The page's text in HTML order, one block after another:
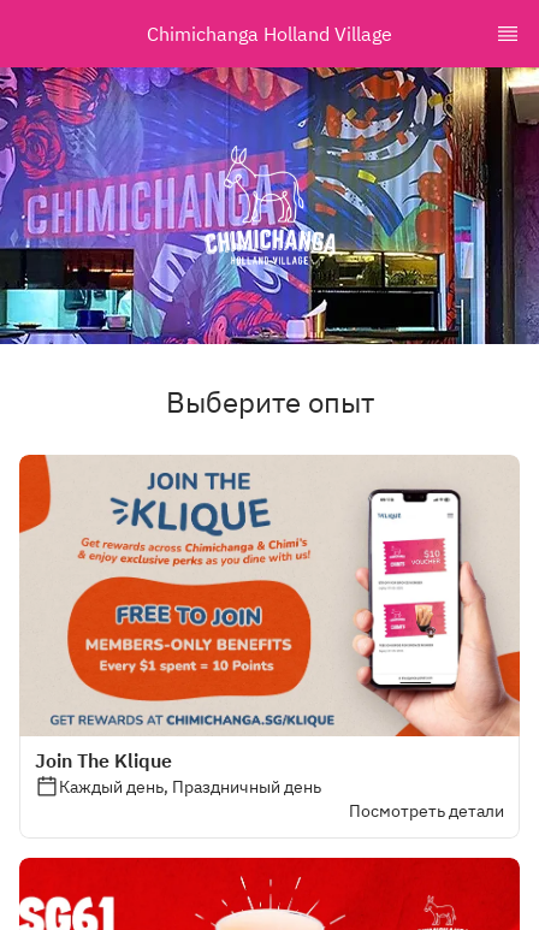
Chimichanga Holland Village
Выберите опыт
Join The Klique
Каждый день, Праздничный день
Посмотреть детали